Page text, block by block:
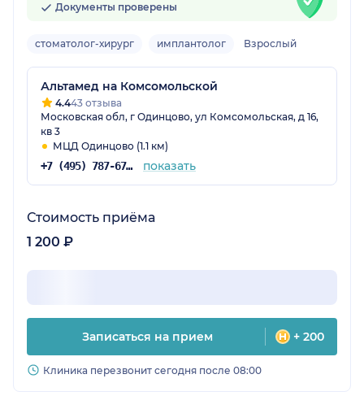
Документы проверены
стоматолог-хирург имплантолог Взрослый
Альтамед на Комсомольской
4.443 отзыва
Московская обл, г Одинцово, ул Комсомольская, д 16,
кв 3
МЦД Одинцово (1.1 км)
+7 (495) 787-67-37 показать
Стоимость приёма
1 200 ₽
Записаться на прием + 200
Клиника перезвонит сегодня после 08:00